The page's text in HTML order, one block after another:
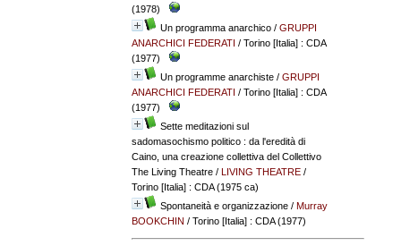
(1978)
Un programma anarchico/ GRUPPI
ANARCHICI FEDERATI / Torino [Italia] : CDA
(1977)
Un programme anarchiste/ GRUPPI
ANARCHICI FEDERATI / Torino [Italia] : CDA
(1977)
Sette meditazioni sul
sadomasochismo politico : da l'eredità di
Caino, una creazione collettiva del Collettivo
The Living Theatre/ LIVING THEATRE/
Torino [Italia] : CDA (1975 ca)
Spontaneità e organizzazione/ Murray
BOOKCHIN / Torino [Italia] : CDA (1977)